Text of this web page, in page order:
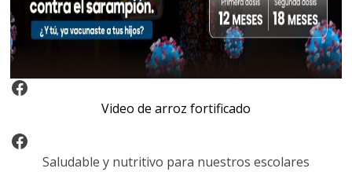
Video Arroz Fortificado
Video de arroz fortificado
Facebook
Saludable y nutritivo para nuestros escolares